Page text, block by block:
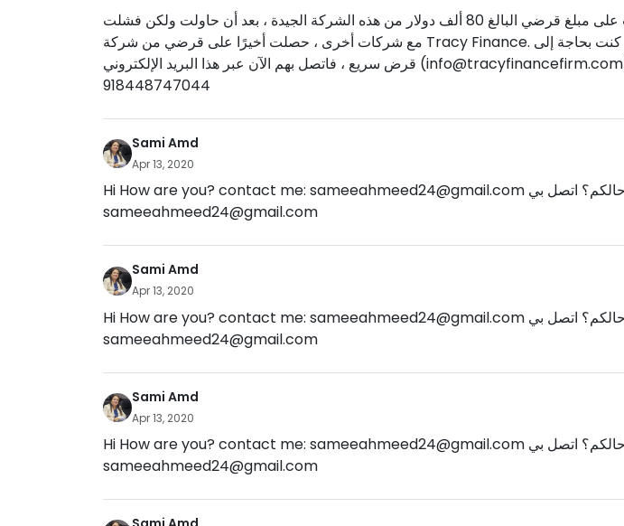
أنا سعيد جدًا الآن لأنني حصلت على مبلغ قرضي البالغ 80 ألف دولار من هذه الشركة الجيدة ، بعد أن حاولت ولكن فشلت
مع شركات أخرى ، حصلت أخيرًا على قرضي من شركة Tracy Finance. يمكنك أيضًا الاتصال بهم إذا كنت بحاجة إلى
قرض سريع ، فاتصل بهم الآن عبر هذا البريد الإلكتروني (info@tracyfinancefirm.com
918448747044
Sami Amd
Apr 13, 2020
Hi How are you? contact me: sameeahmeed24@gmail.com
sameeahmeed24@gmail.com
Sami Amd
Apr 13, 2020
Hi How are you? contact me: sameeahmeed24@gmail.com
sameeahmeed24@gmail.com
Sami Amd
Apr 13, 2020
Hi How are you? contact me: sameeahmeed24@gmail.com
sameeahmeed24@gmail.com